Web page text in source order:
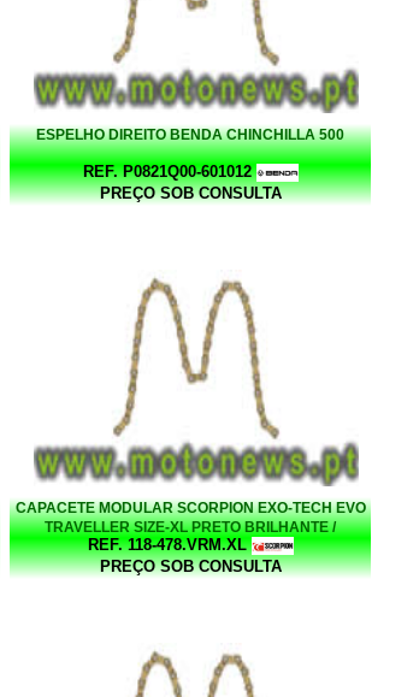
ESPELHO DIREITO BENDA CHINCHILLA 500
REF. P0821Q00-601012
PREÇO SOB CONSULTA
CAPACETE MODULAR SCORPION EXO-TECH EVO
TRAVELLER SIZE-XL PRETO BRILHANTE /
VERMELHO
REF. 118-478.VRM.XL
PREÇO SOB CONSULTA